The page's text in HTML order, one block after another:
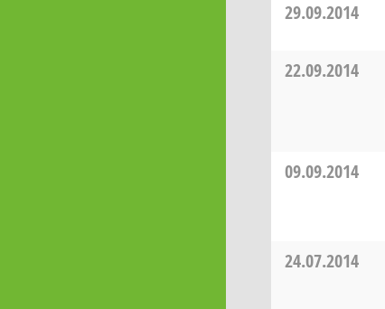
29.09.2014
22.09.2014
09.09.2014
24.07.2014